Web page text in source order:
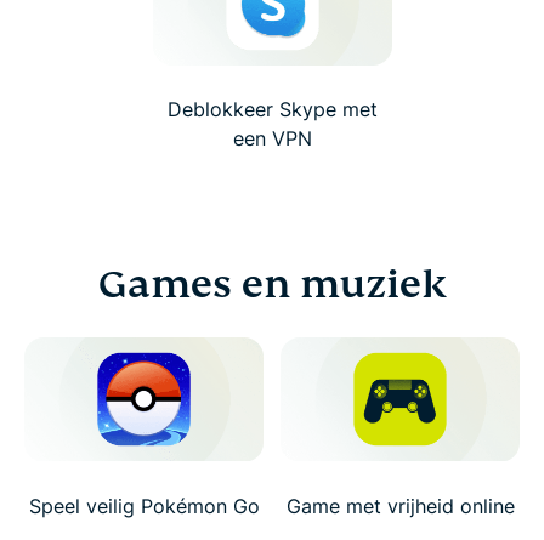
Deblokkeer Skype met
een VPN
Games en muziek
Speel veilig Pokémon Go Game met vrijheid online